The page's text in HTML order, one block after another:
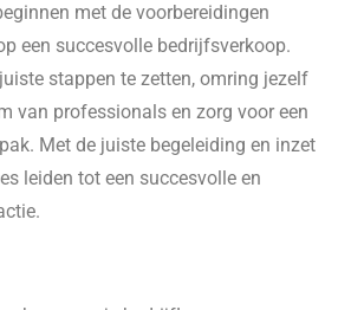
met de voorbereidingen
een succesvolle bedrijfsverkoop.
stappen te zetten, omring jezelf
van professionals en zorg voor een
Met de juiste begeleiding en inzet
leiden tot een succesvolle en